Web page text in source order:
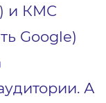
и КМС
Google)
А